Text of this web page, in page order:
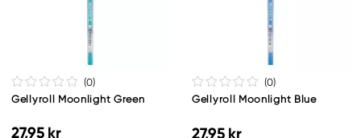
(0)
Gellyroll Moonlight Green
27,95 kr
(0)
Gellyroll Moonlight Blue
27,95 kr